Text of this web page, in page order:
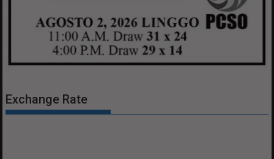
Exchange Rate